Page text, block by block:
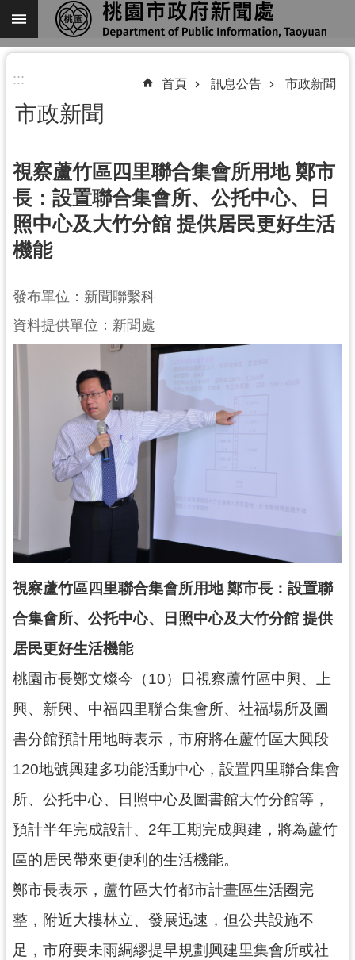
跳到主要內容區塊
進
搜
尋
關
於
我
們
機
關
通
公
告
便
服
務
政
資
訊
公
開
首
頁
網
導
覽
::: 首頁 訊息公告 市政新聞
市政新聞
視察蘆竹區四里聯合集會所用地 鄭市
長：設置聯合集會所、公托中心、日
照中心及大竹分館 提供居民更好生活
機能
發布單位：新聞聯繫科
資料提供單位：新聞處
視察蘆竹區四里聯合集會所用地 鄭市長：設置聯
合集會所、公托中心、日照中心及大竹分館 提供
居民更好生活機能
桃園市長鄭文燦今（10）日視察蘆竹區中興、上
興、新興、中福四里聯合集會所、社福場所及圖
書分館預計用地時表示，市府將在蘆竹區大興段
120地號興建多功能活動中心，設置四里聯合集會
所、公托中心、日照中心及圖書館大竹分館等，
預計半年完成設計、2年工期完成興建，將為蘆竹
區的居民帶來更便利的生活機能。
鄭市長表示，蘆竹區大竹都市計畫區生活圈完
整，附近大樓林立、發展迅速，但公共設施不
足，市府要未雨綢繆提早規劃興建里集會所或社